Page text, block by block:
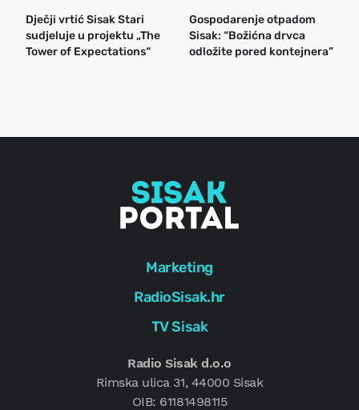
Dječji vrtić Sisak Stari
sudjeluje u projektu „The
Tower of Expectations“
Gospodarenje otpadom
Sisak: “Božićna drvca
odložite pored kontejnera”
Marketing
RadioSisak.hr
TV Sisak
Radio Sisak d.o.o
Rimska ulica 31, 44000 Sisak
OIB: 61181498115